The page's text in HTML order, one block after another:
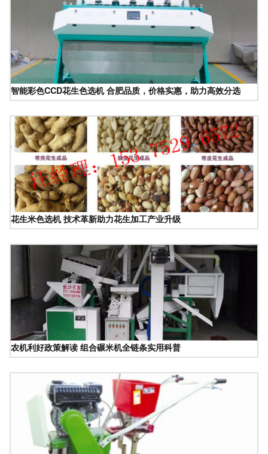
智能彩色CCD花生色选机 合肥品质，价格实惠，助力高效分选
花生米色选机 技术革新助力花生加工产业升级
农机利好政策解读 组合碾米机全链条实用科普